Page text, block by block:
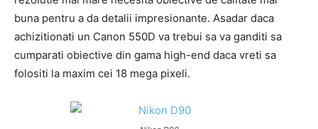
buna pentru a da detalii impresionante. Asadar daca
achizitionati un Canon 550D va trebui sa va ganditi sa
cumparati obiective din gama high-end daca vreti sa
folositi la maxim cei 18 mega pixeli.